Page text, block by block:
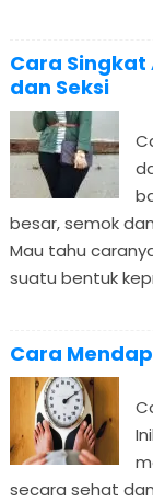
Cara Singkat
dan Seksi
besar, semok
Mau tahu
suatu bentuk
Cara
secara sehat